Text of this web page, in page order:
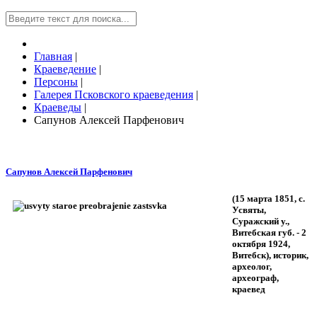
Главная |
Краеведение |
Персоны |
Галерея Псковского краеведения |
Краеведы |
Сапунов Алексей Парфенович
Сапунов Алексей Парфенович
(15 марта 1851, с.
Усвяты,
Суражский у.,
Витебская губ. - 2
октября 1924,
Витебск), историк,
археолог,
археограф,
краевед